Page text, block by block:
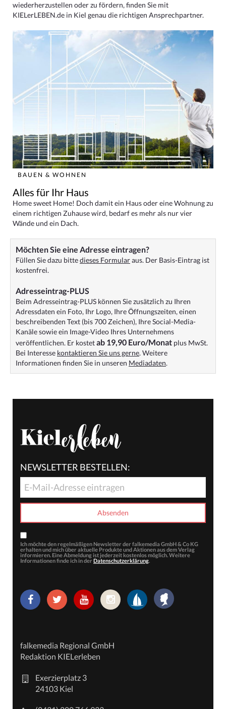
wiederherzustellen oder zu fördern, finden Sie mit
KIELerLEBEN.de in Kiel genau die richtigen Ansprechpartner.
BAUEN & WOHNEN
Alles für Ihr Haus
Home sweet Home! Doch damit ein Haus oder eine Wohnung zu
einem richtigen Zuhause wird, bedarf es mehr als nur vier
Wände und ein Dach.
Möchten Sie eine Adresse eintragen?
Füllen Sie dazu bittedieses Formularaus. Der Basis-Eintrag ist
kostenfrei.
Adresseintrag-PLUS
Beim Adresseintrag-PLUS können Sie zusätzlich zu Ihren
Adressdaten ein Foto, Ihr Logo, Ihre Öffnungszeiten, einen
beschreibenden Text (bis 700 Zeichen), Ihre Social-Media-
Kanäle sowie ein Image-Video Ihres Unternehmens
veröffentlichen. Er kostetab 19,90 Euro/Monat plus MwSt.
Bei Interesse kontaktieren Sie uns gerne. Weitere
Informationen finden Sie in unseren Mediadaten.
NEWSLETTER BESTELLEN:
Ich möchte den regelmäßigen Newsletter der falkemedia GmbH & Co KG
erhalten und mich über aktuelle Produkte und Aktionen aus dem Verlag
informieren. Eine Abmeldung ist jederzeit kostenlos möglich. Weitere
Informationen finde ich in der Datenschutzerklärung.
falkemedia Regional GmbH
Redaktion KIELerleben
Exerzierplatz 3
24103 Kiel